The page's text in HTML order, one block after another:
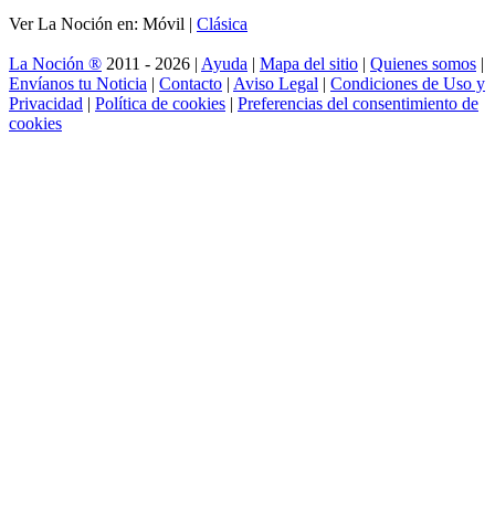
Ver La Noción en: Móvil | Clásica
La Noción ® 2011 - 2026 | Ayuda | Mapa del sitio | Quienes somos |
Envíanos tu Noticia | Contacto | Aviso Legal | Condiciones de Uso y
Privacidad | Política de cookies | Preferencias del consentimiento de
cookies